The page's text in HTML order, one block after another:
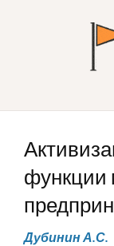
функции
Дубинин А.С.